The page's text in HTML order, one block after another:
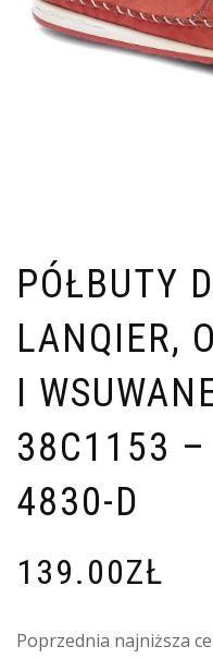
PÓŁBUTY
LANQIER,
I
38C1153 –
4830-D
139.00ZŁ
Poprzednia najniższa